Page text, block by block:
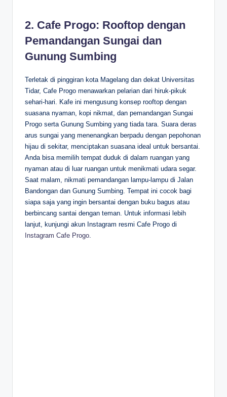
2. Cafe Progo: Rooftop dengan
Pemandangan Sungai dan
Gunung Sumbing
Terletak di pinggiran kota Magelang dan dekat Universitas
Tidar, Cafe Progo menawarkan pelarian dari hiruk-pikuk
sehari-hari. Kafe ini mengusung konsep rooftop dengan
suasana nyaman, kopi nikmat, dan pemandangan Sungai
Progo serta Gunung Sumbing yang tiada tara. Suara deras
arus sungai yang menenangkan berpadu dengan pepohonan
hijau di sekitar, menciptakan suasana ideal untuk bersantai.
Anda bisa memilih tempat duduk di dalam ruangan yang
nyaman atau di luar ruangan untuk menikmati udara segar.
Saat malam, nikmati pemandangan lampu-lampu di Jalan
Bandongan dan Gunung Sumbing. Tempat ini cocok bagi
siapa saja yang ingin bersantai dengan buku bagus atau
berbincang santai dengan teman. Untuk informasi lebih
lanjut, kunjungi akun Instagram resmi Cafe Progo di
Instagram Cafe Progo